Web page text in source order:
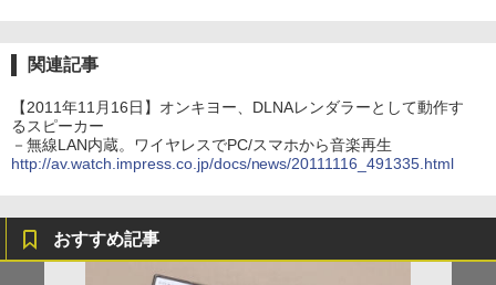
関連記事
【2011年11月16日】オンキヨー、DLNAレンダラーとして動作す
るスピーカー
－無線LAN内蔵。ワイヤレスでPC/スマホから音楽再生
http://av.watch.impress.co.jp/docs/news/20111116_491335.html
おすすめ記事